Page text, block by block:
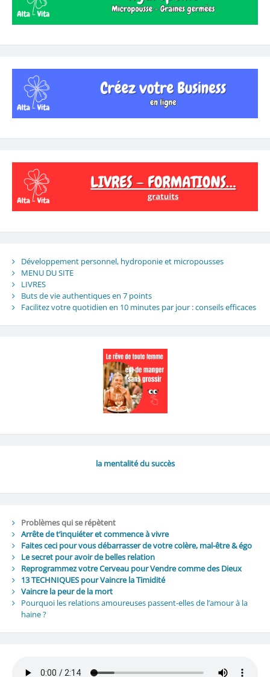
Développement personnel, hydroponie et micropousses
MENU DU SITE
LIVRES
Buts de vie authentiques en 7 points
Facilitez votre quotidien en 10 minutes par jour : conseils efficaces
la mentalité du succès
Problèmes qui se répètent
Arrête de t’inquiéter et commence à vivre
Faites ceci pour vous débarrasser de votre colère, mal-être & égo
Le secret pour avoir de belles relation
Reprogrammez votre Cerveau pour Vendre comme des Dieux
13 TECHNIQUES pour Vaincre la Timidité
Vaincre la peur de la mort
Pourquoi les relations amoureuses passent-elles de l’amour à la
haine ?